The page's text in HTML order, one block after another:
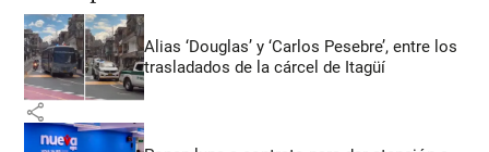
Alias ‘Douglas’ y ‘Carlos Pesebre’, entre los
trasladados de la cárcel de Itagüí
share